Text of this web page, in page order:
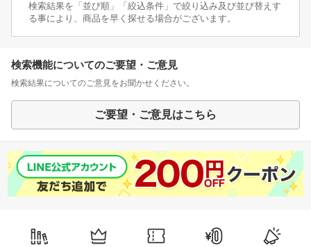
検索結果を「並び順」「絞込条件」で絞り込み及び並び替えす
る事により、商品を早く探せる場合がございます。
検索機能についてのご要望・ご意見
検索結果についてのご意見をお聞かせください。
ご要望・ご意見はこちら